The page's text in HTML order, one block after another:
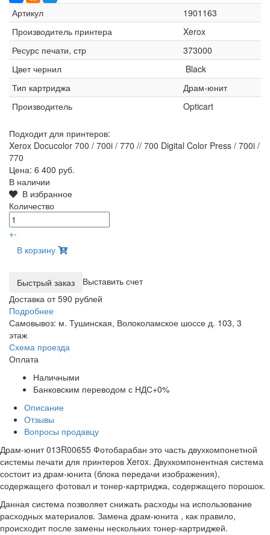
Артикул
1901163
Производитель принтера
Xerox
Ресурс печати, стр
373000
Цвет чернил
Black
Тип картриджа
Драм-юнит
Производитель
Opticart
Подходит для принтеров:
Xerox Docucolor 700 / 700i / 770 // 700 Digital Color Press / 700i /
770
Цена: 6 400 руб.
В наличии
В избранное
Количество
+-
В корзину
Выставить счет
Доставка от 590 рублей
Подробнее
Самовывоз: м. Тушинская, Волоколамское шоссе д. 103, 3
этаж
Схема проезда
Оплата
Наличными
Банковским переводом с НДС+0%
Описание
Отзывы
Вопросы продавцу
Драм-юнит 013R00655 Фотобарабан это часть двухкомпонетной
системы печати для принтеров Xerox. Двухкомпонентная система
состоит из драм-юнита (блока передачи изображения),
содержащего фотовал и тонер-картриджа, содержащего порошок.
Данная система позволяет снижать расходы на использование
расходных материалов. Замена драм-юнита , как правило,
происходит после замены нескольких тонер-картриджей.